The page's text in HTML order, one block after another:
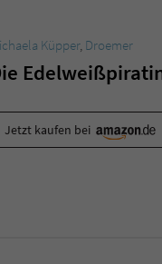
Küpper, Droemer
Jetzt kaufen bei